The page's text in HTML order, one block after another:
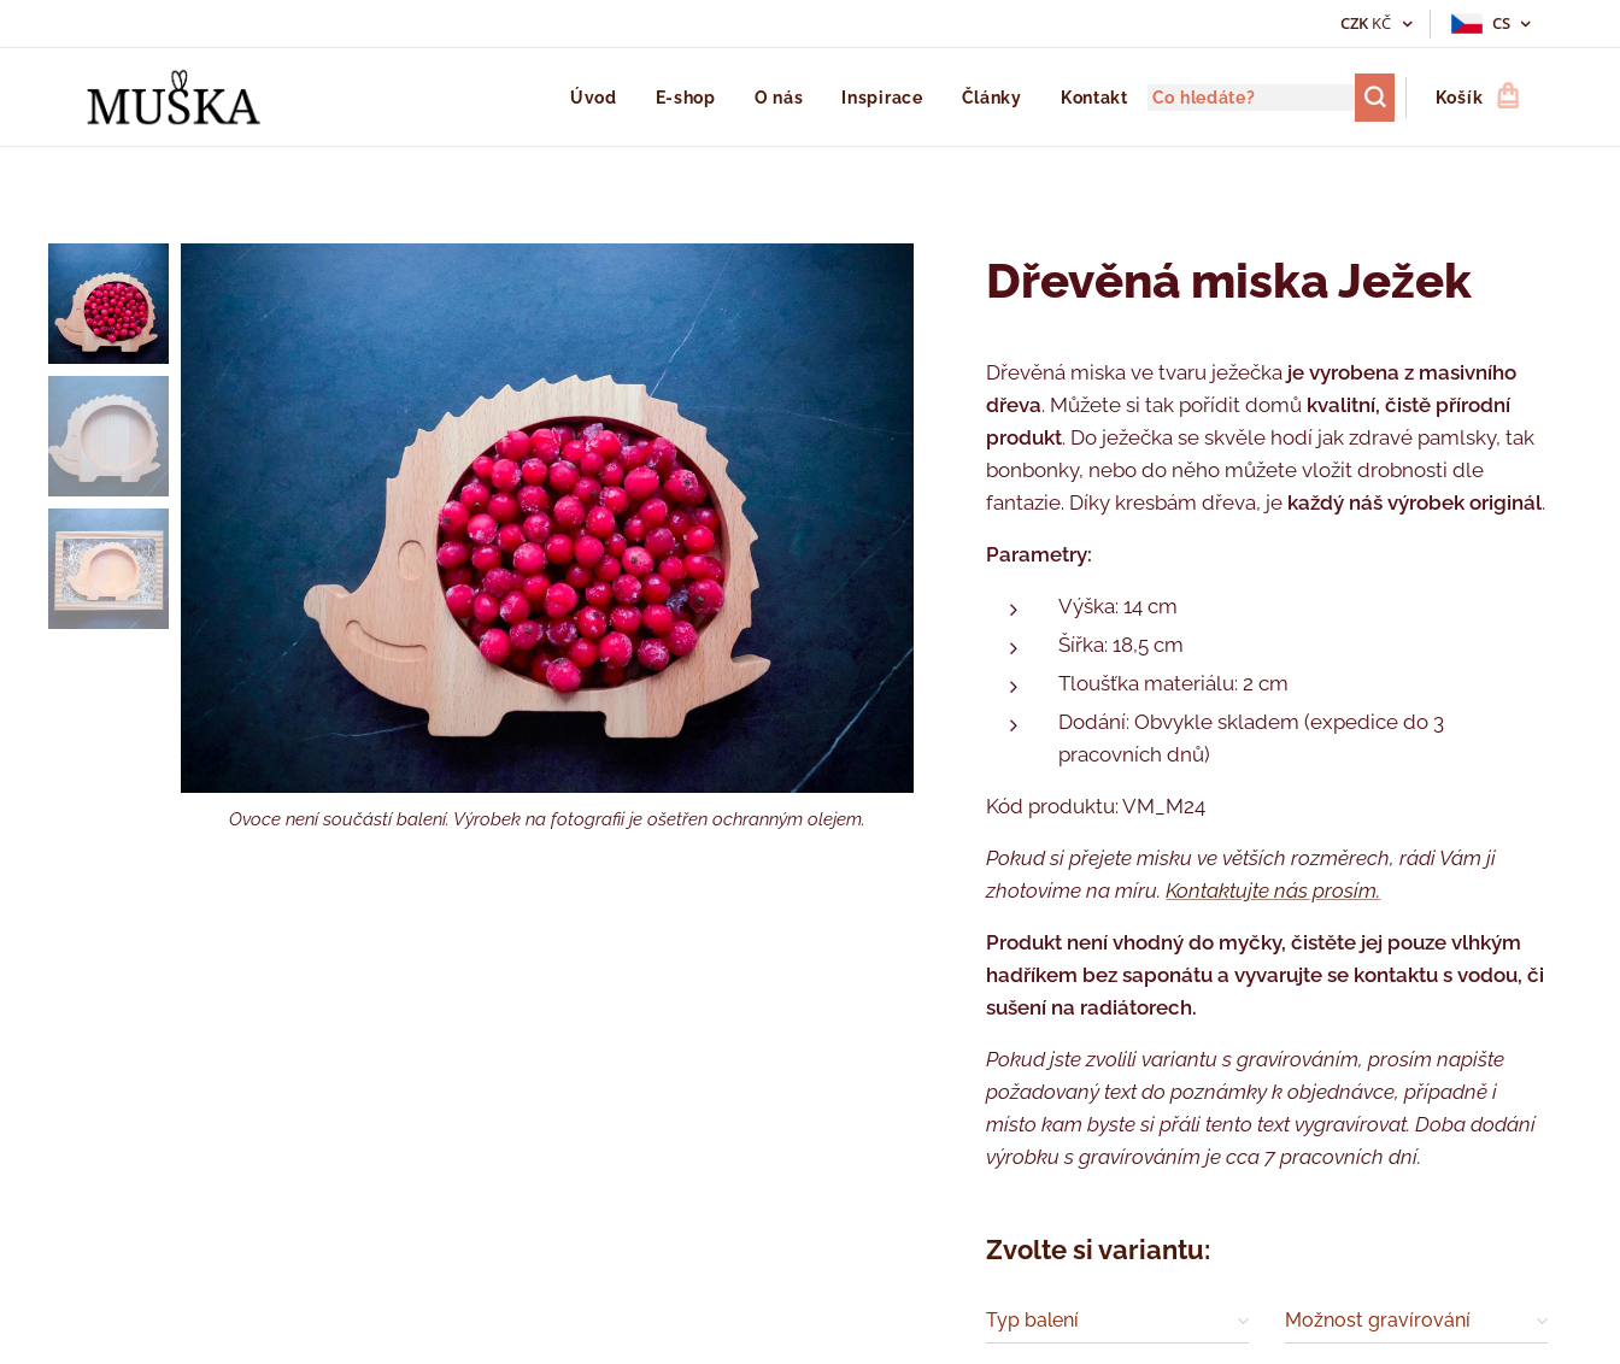
CZK KČ CS
Úvod E-shop O nás Inspirace Články Kontakt Košík
Dřevěná miska Ježek
Ovoce není součástí balení. Výrobek na fotografii je ošetřen ochranným olejem.
Výrobek na fotografii je ošetřen ochranným olejem.
Dárkové balení
Dřevěná miska ve tvaru ježečka je vyrobena z masivního
dřeva. Můžete si tak pořídit domů kvalitní, čistě přírodní
produkt. Do ježečka se skvěle hodí jak zdravé pamlsky, tak
bonbonky, nebo do něho můžete vložit drobnosti dle
fantazie. Díky kresbám dřeva, je každý náš výrobek originál.
Parametry:
Výška: 14 cm
Šířka: 18,5 cm
Tloušťka materiálu: 2 cm
Dodání: Obvykle skladem (expedice do 3
pracovních dnů)
Kód produktu: VM_M24
Pokud si přejete misku ve větších rozměrech, rádi Vám ji
zhotovíme na míru.Kontaktujte nás prosím.
Produkt není vhodný do myčky, čistěte jej pouze vlhkým
hadříkem bez saponátu a vyvarujte se kontaktu s vodou, či
sušení na radiátorech.
Pokud jste zvolili variantu s gravírováním, prosím napište
požadovaný text do poznámky k objednávce, případně i
místo kam byste si přáli tento text vygravírovat. Doba dodání
výrobku s gravírováním je cca 7 pracovních dní.
Zvolte si variantu:
Typ balení Možnost gravírování